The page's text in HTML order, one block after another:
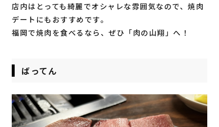
店内はとっても綺麗でオシャレな雰囲気なので、焼肉
デートにもおすすめです。
福岡で焼肉を食べるなら、ぜひ「肉の山翔」へ！
ばってん